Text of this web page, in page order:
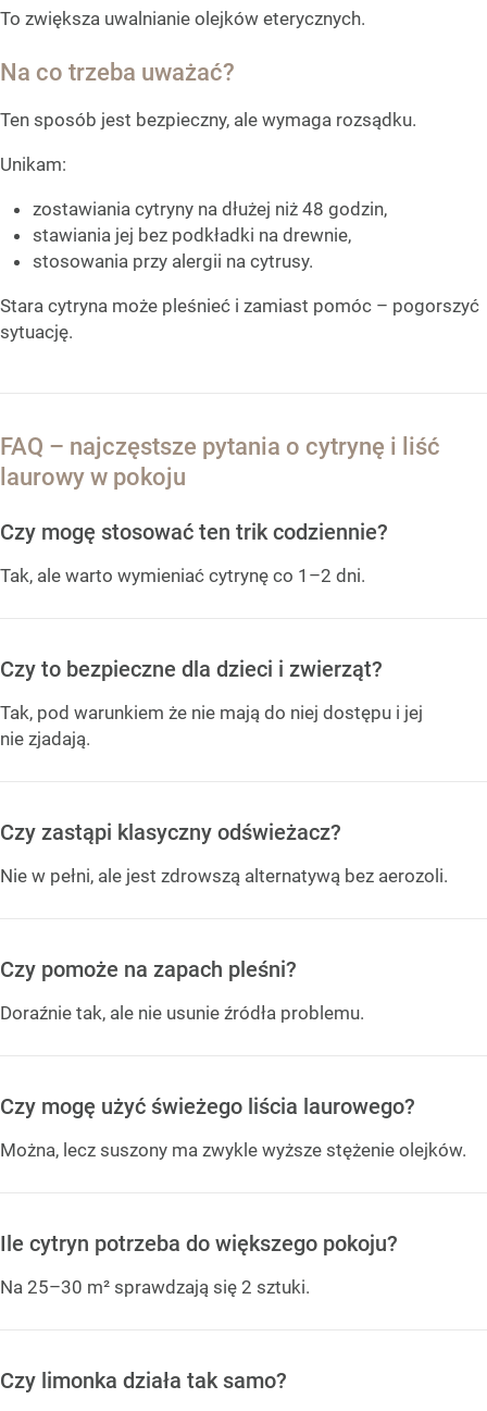
To zwiększa uwalnianie olejków eterycznych.
Na co trzeba uważać?
Ten sposób jest bezpieczny, ale wymaga rozsądku.
Unikam:
zostawiania cytryny na dłużej niż 48 godzin,
stawiania jej bez podkładki na drewnie,
stosowania przy alergii na cytrusy.
Stara cytryna może pleśnieć i zamiast pomóc – pogorszyć
sytuację.
FAQ – najczęstsze pytania o cytrynę i liść
laurowy w pokoju
Czy mogę stosować ten trik codziennie?
Tak, ale warto wymieniać cytrynę co 1–2 dni.
Czy to bezpieczne dla dzieci i zwierząt?
Tak, pod warunkiem że nie mają do niej dostępu i jej
nie zjadają.
Czy zastąpi klasyczny odświeżacz?
Nie w pełni, ale jest zdrowszą alternatywą bez aerozoli.
Czy pomoże na zapach pleśni?
Doraźnie tak, ale nie usunie źródła problemu.
Czy mogę użyć świeżego liścia laurowego?
Można, lecz suszony ma zwykle wyższe stężenie olejków.
Ile cytryn potrzeba do większego pokoju?
Na 25–30 m² sprawdzają się 2 sztuki.
Czy limonka działa tak samo?